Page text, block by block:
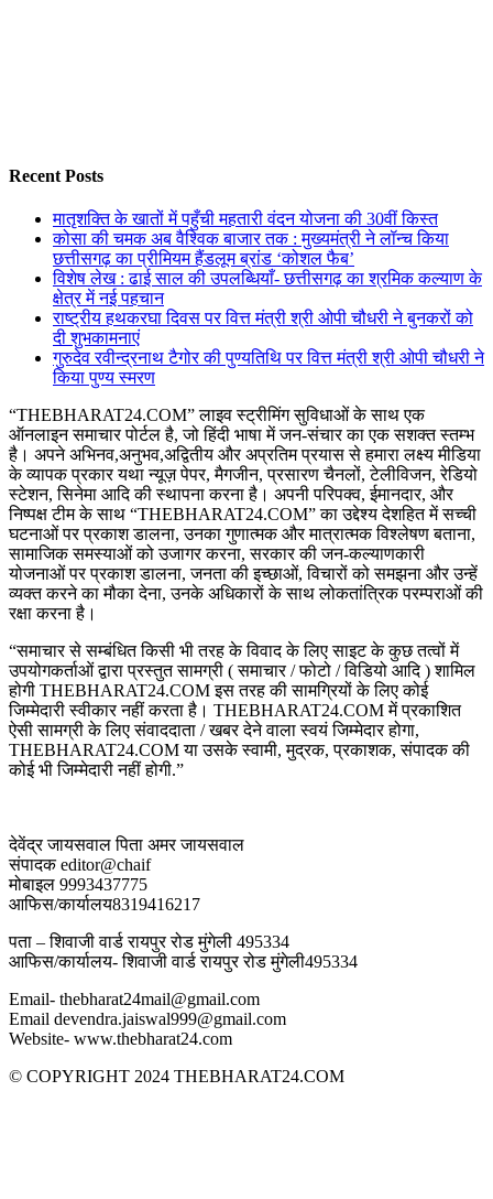
Recent Posts
मातृशक्ति के खातों में पहुँची महतारी वंदन योजना की 30वीं किस्त
कोसा की चमक अब वैश्विक बाजार तक : मुख्यमंत्री ने लॉन्च किया
छत्तीसगढ़ का प्रीमियम हैंडलूम ब्रांड ‘कोशल फैब’
विशेष लेख : ढाई साल की उपलब्धियाँ- छत्तीसगढ़ का श्रमिक कल्याण के
क्षेत्र में नई पहचान
राष्ट्रीय हथकरघा दिवस पर वित्त मंत्री श्री ओपी चौधरी ने बुनकरों को
दी शुभकामनाएं
गुरुदेव रवीन्द्रनाथ टैगोर की पुण्यतिथि पर वित्त मंत्री श्री ओपी चौधरी ने
किया पुण्य स्मरण
“THEBHARAT24.COM” लाइव स्ट्रीमिंग सुविधाओं के साथ एक
ऑनलाइन समाचार पोर्टल है, जो हिंदी भाषा में जन-संचार का एक सशक्त स्तम्भ
है। अपने अभिनव,अनुभव,अद्वितीय और अप्रतिम प्रयास से हमारा लक्ष्य मीडिया
के व्यापक प्रकार यथा न्यूज़ पेपर, मैगजीन, प्रसारण चैनलों, टेलीविजन, रेडियो
स्टेशन, सिनेमा आदि की स्थापना करना है। अपनी परिपक्व, ईमानदार, और
निष्पक्ष टीम के साथ “THEBHARAT24.COM” का उद्देश्य देशहित में सच्ची
घटनाओं पर प्रकाश डालना, उनका गुणात्मक और मात्रात्मक विश्लेषण बताना,
सामाजिक समस्याओं को उजागर करना, सरकार की जन-कल्याणकारी
योजनाओं पर प्रकाश डालना, जनता की इच्छाओं, विचारों को समझना और उन्हें
व्यक्त करने का मौका देना, उनके अधिकारों के साथ लोकतांत्रिक परम्पराओं की
रक्षा करना है।
“समाचार से सम्बंधित किसी भी तरह के विवाद के लिए साइट के कुछ तत्वों में
उपयोगकर्ताओं द्वारा प्रस्तुत सामग्री ( समाचार / फोटो / विडियो आदि ) शामिल
होगी THEBHARAT24.COM इस तरह की सामग्रियों के लिए कोई
जिम्मेदारी स्वीकार नहीं करता है। THEBHARAT24.COM में प्रकाशित
ऐसी सामग्री के लिए संवाददाता / खबर देने वाला स्वयं जिम्मेदार होगा,
THEBHARAT24.COM या उसके स्वामी, मुद्रक, प्रकाशक, संपादक की
कोई भी जिम्मेदारी नहीं होगी.”
देवेंद्र जायसवाल पिता अमर जायसवाल
संपादक editor@chaif
मोबाइल 9993437775
आफिस/कार्यालय8319416217
पता – शिवाजी वार्ड रायपुर रोड मुंगेली 495334
आफिस/कार्यालय- शिवाजी वार्ड रायपुर रोड मुंगेली495334
Email- thebharat24mail@gmail.com
Email devendra.jaiswal999@gmail.com
Website- www.thebharat24.com
© COPYRIGHT 2024 THEBHARAT24.COM